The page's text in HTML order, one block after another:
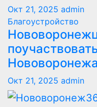
Окт 21, 2025 admin
Благоустройство
Нововоронежа
Окт 21, 2025 admin